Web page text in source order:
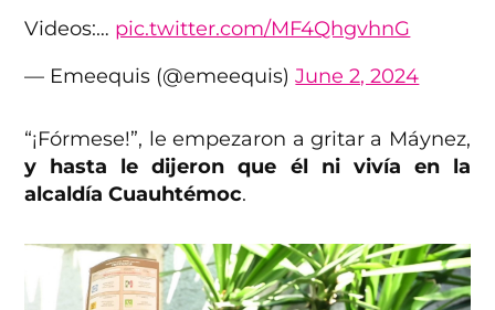
Videos:… pic.twitter.com/MF4QhgvhnG
— Emeequis (@emeequis)June 2, 2024
“¡Fórmese!”, le empezaron a gritar a Máynez,
y hasta le dijeron que él ni vivía en la
alcaldía Cuauhtémoc.